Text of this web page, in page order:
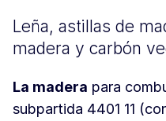
Leña, astillas de
madera y carbón
La madera para
subpartida 4401 11